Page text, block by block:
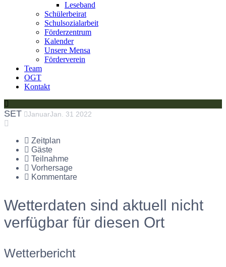
Leseband
Schülerbeirat
Schulsozialarbeit
Förderzentrum
Kalender
Unsere Mensa
Förderverein
Team
OGT
Kontakt
SET JanuarJan. 31 2022
Zeitplan
Gäste
Teilnahme
Vorhersage
Kommentare
Wetterdaten sind aktuell nicht
verfügbar für diesen Ort
Wetterbericht